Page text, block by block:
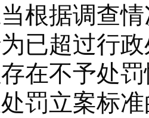
根据调查
已超过行
在不予处
罚立案标